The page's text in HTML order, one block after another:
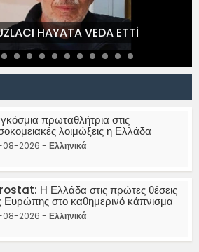
HAYATA VEDA ETTİ
πρωταθλήτρια στις
λοιμώξεις η Ελλάδα
08-2026 - Ελληνικά
Η Ελλάδα στις πρώτες θέσεις
Ευρώπης στο καθημερινό κάπνισμα
08-2026 - Ελληνικά